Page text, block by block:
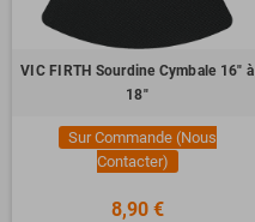
VIC FIRTH Sourdine Cymbale 16" à
18"
Sur Commande (Nous
Contacter)
8,90 €